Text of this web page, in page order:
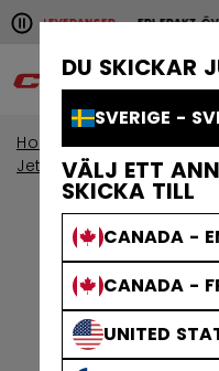
DU SKICKAR
SVERIGE -
VÄLJ ETT
SKICKA TILL
CANADA -
CANADA -
UNITED
Pause the horizontal
LEVERANSERFRI FRAKT
Snabba leveranser
Home Kroppsskydd
Jetspeed-skydd